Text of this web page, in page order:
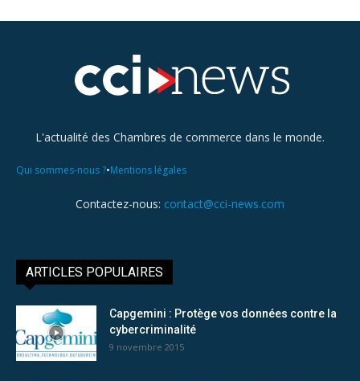
L'actualité des Chambres de commerce dans le monde.
Qui sommes-nous ?•Mentions légales
Contactez-nous: contact@cci-news.com
ARTICLES POPULAIRES
Capgemini : Protège vos données contre la
cybercriminalité
9 novembre 2015